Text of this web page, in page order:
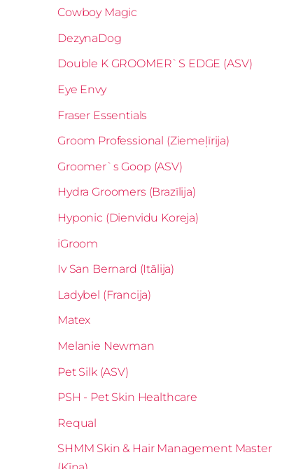
Cowboy Magic
DezynaDog
Double K GROOMER`S EDGE (ASV)
Eye Envy
Fraser Essentials
Groom Professional (Ziemeļīrija)
Groomer`s Goop (ASV)
Hydra Groomers (Brazīlija)
Hyponic (Dienvidu Koreja)
iGroom
Iv San Bernard (Itālija)
Ladybel (Francija)
Matex
Melanie Newman
Pet Silk (ASV)
PSH - Pet Skin Healthcare
Requal
SHMM Skin & Hair Management Master